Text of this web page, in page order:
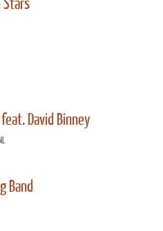
Stars
David Binney
Band